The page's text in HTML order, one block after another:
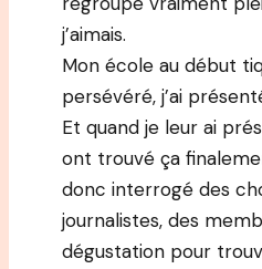
j’aimais.
Mon école au début
persévéré, j’ai
Et quand je leur ai
ont trouvé ça
donc interrogé des
journalistes, des
dégustation pour